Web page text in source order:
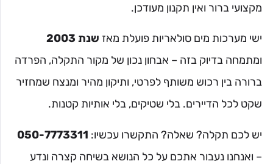
מקצועי ברור ואין תקנון מעודכן.
ישי מערכות מים סולאריות פועלת מאז שנת 2003
ומתמחה בדיוק בזה – אבחון נכון של מקור התקלה, הפרדה
ברורה בין רכוש משותף לפרטי, ותיקון מהיר ומנצח שמחזיר
שקט לכל הדיירים. בלי שטיקים, בלי אותיות קטנות.
יש לכם תקלה? שאלה? התקשרו עכשיו: 050-7773311
– ואנחנו נעבור אתכם על כל הנושא בשיחה קצרה ונדע